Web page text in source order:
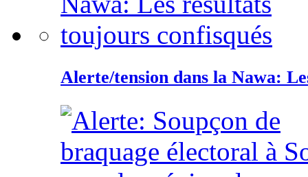
Alerte/tension dans la Nawa: